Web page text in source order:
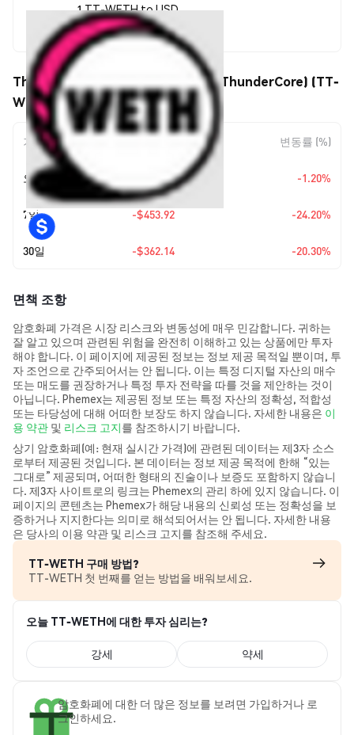
1 TT-WETH to USD
$1,421.79
ThunderCore Bridged TT-WETH (ThunderCore) (TT-
WETH) 가격 움직임
기간 변동 폭 변동률 (%)
오늘 -$17.27 -1.20%
7일 -$453.92 -24.20%
30일 -$362.14 -20.30%
면책 조항
암호화폐 가격은 시장 리스크와 변동성에 매우 민감합니다. 귀하는
잘 알고 있으며 관련된 위험을 완전히 이해하고 있는 상품에만 투자
해야 합니다. 이 페이지에 제공된 정보는 정보 제공 목적일 뿐이며, 투
자 조언으로 간주되어서는 안 됩니다. 이는 특정 디지털 자산의 매수
또는 매도를 권장하거나 특정 투자 전략을 따를 것을 제안하는 것이
아닙니다. Phemex는 제공된 정보 또는 특정 자산의 정확성, 적합성
또는 타당성에 대해 어떠한 보장도 하지 않습니다. 자세한 내용은 이
용 약관 및 리스크 고지를 참조하시기 바랍니다.
상기 암호화폐(예: 현재 실시간 가격)에 관련된 데이터는 제3자 소스
로부터 제공된 것입니다. 본 데이터는 정보 제공 목적에 한해 “있는
그대로” 제공되며, 어떠한 형태의 진술이나 보증도 포함하지 않습니
다. 제3자 사이트로의 링크는 Phemex의 관리 하에 있지 않습니다. 이
페이지의 콘텐츠는 Phemex가 해당 내용의 신뢰성 또는 정확성을 보
증하거나 지지한다는 의미로 해석되어서는 안 됩니다. 자세한 내용
은 당사의 이용 약관 및 리스크 고지를 참조해 주세요.
TT-WETH 구매 방법?
TT-WETH 첫 번째를 얻는 방법을 배워보세요.
오늘 TT-WETH에 대한 투자 심리는?
강세 약세
암호화폐에 대한 더 많은 정보를 보려면 가입하거나 로
그인하세요.